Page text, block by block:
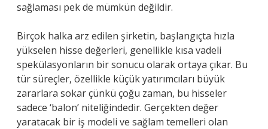
sağlaması pek de mümkün değildir.
Birçok halka arz edilen şirketin, başlangıçta hızla
yükselen hisse değerleri, genellikle kısa vadeli
spekülasyonların bir sonucu olarak ortaya çıkar. Bu
tür süreçler, özellikle küçük yatırımcıları büyük
zararlara sokar çünkü çoğu zaman, bu hisseler
sadece ‘balon’ niteliğindedir. Gerçekten değer
yaratacak bir iş modeli ve sağlam temelleri olan